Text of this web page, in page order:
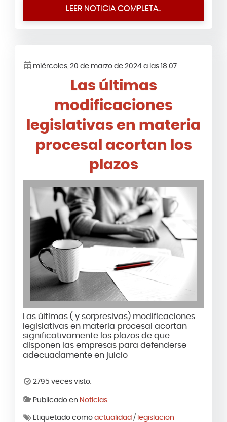
LEER NOTICIA COMPLETA...
miércoles, 20 de marzo de 2024 a las 18:07
Las últimas
modificaciones
legislativas en materia
procesal acortan los
plazos
Las últimas ( y sorpresivas) modificaciones
legislativas en materia procesal acortan
significativamente los plazos de que
disponen las empresas para defenderse
adecuadamente en juicio
2795 veces visto.
Publicado en Noticias.
Etiquetado como actualidad / legislacion